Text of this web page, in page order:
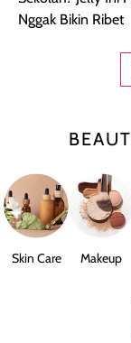
Nggak Bikin Ribet
Skin Care Makeup